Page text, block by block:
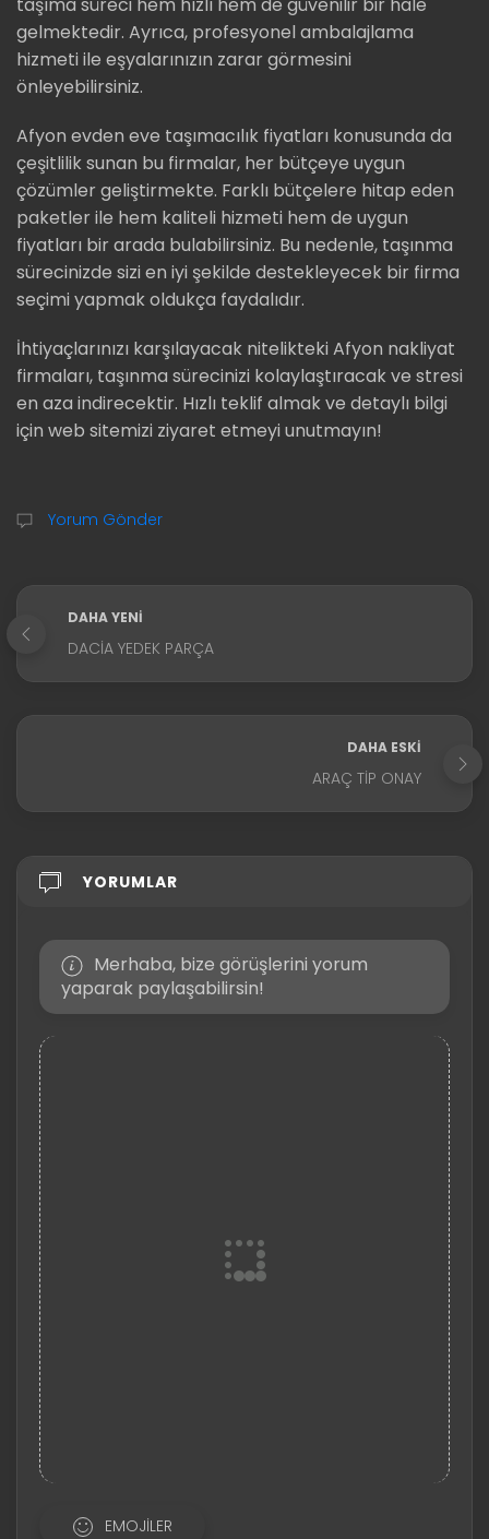
gelmektedir. Ayrıca, profesyonel ambalajlama
hizmeti ile eşyalarınızın zarar görmesini
önleyebilirsiniz.
Afyon evden eve taşımacılık fiyatları konusunda da
çeşitlilik sunan bu firmalar, her bütçeye uygun
çözümler geliştirmekte. Farklı bütçelere hitap eden
paketler ile hem kaliteli hizmeti hem de uygun
fiyatları bir arada bulabilirsiniz. Bu nedenle, taşınma
sürecinizde sizi en iyi şekilde destekleyecek bir firma
seçimi yapmak oldukça faydalıdır.
İhtiyaçlarınızı karşılayacak nitelikteki Afyon nakliyat
firmaları, taşınma sürecinizi kolaylaştıracak ve stresi
en aza indirecektir. Hızlı teklif almak ve detaylı bilgi
için web sitemizi ziyaret etmeyi unutmayın!
Yorum Gönder
DAHA YENI
DACIA YEDEK PARÇA
DAHA ESKI
ARAÇ TIP ONAY
YORUMLAR
Merhaba, bize görüşlerini yorum
yaparak paylaşabilirsin!
EMOJILER